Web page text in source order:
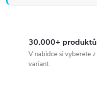
30.000+ produktů
V nabídce si vyberete z
variant.